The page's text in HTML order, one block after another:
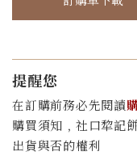
提醒您
在訂購前務必先閱讀
購買須知﹐社口犂記
出貨與否的權利